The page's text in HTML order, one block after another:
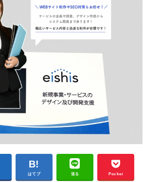
はてブ 送る Pocket